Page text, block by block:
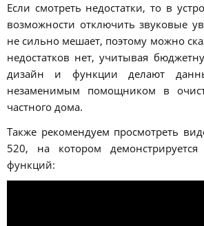
Если смотреть недостатки, то в
возможности отключить звуковые
не сильно мешает, поэтому можно
недостатков нет, учитывая
дизайн и функции делают
незаменимым помощником в
частного дома.
Также рекомендуем просмотреть
520, на котором демонстрируется
функций: